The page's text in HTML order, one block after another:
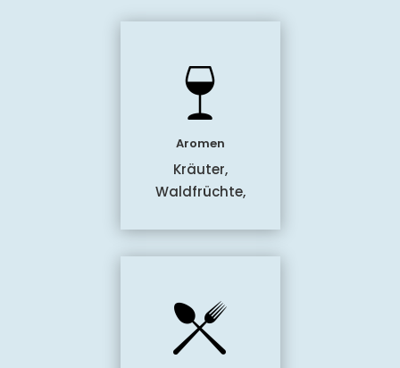
Aromen
Kräuter,
Waldfrüchte,